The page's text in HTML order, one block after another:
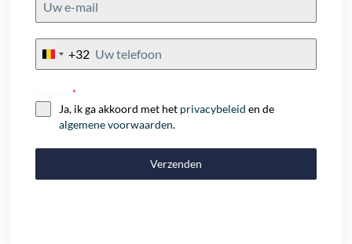
Belgium
+32
Consent*
Ja, ik ga akkoord met het privacybeleid en de
algemene voorwaarden.
Verzenden